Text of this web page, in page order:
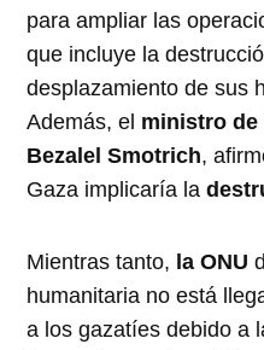
para ampliar las
que incluye la
desplazamiento de sus
Además, el ministro de
Bezalel Smotrich,
Gaza implicaría la
Mientras tanto, la ONU
humanitaria no está
a los gazatíes debido a